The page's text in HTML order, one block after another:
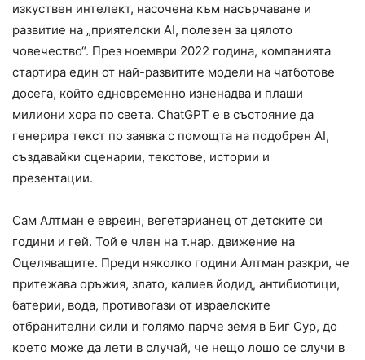
изкуствен интелект, насочена към насърчаване и
развитие на „приятелски AI, полезен за цялото
човечество“. През ноември 2022 година, компанията
стартира един от най-развитите модели на чатботове
досега, който едновременно изненадва и плаши
милиони хора по света. ChatGPT е в състояние да
генерира текст по заявка с помощта на подобрен AI,
създавайки сценарии, текстове, истории и
презентации.
Сам Алтман е евреин, вегетарианец от детските си
години и гей. Той е член на т.нар. движение на
Оцеляващите. Преди няколко години Алтман разкри, че
притежава оръжия, злато, калиев йодид, антибиотици,
батерии, вода, противогази от израелските
отбранителни сили и голямо парче земя в Биг Сур, до
което може да лети в случай, че нещо лошо се случи в